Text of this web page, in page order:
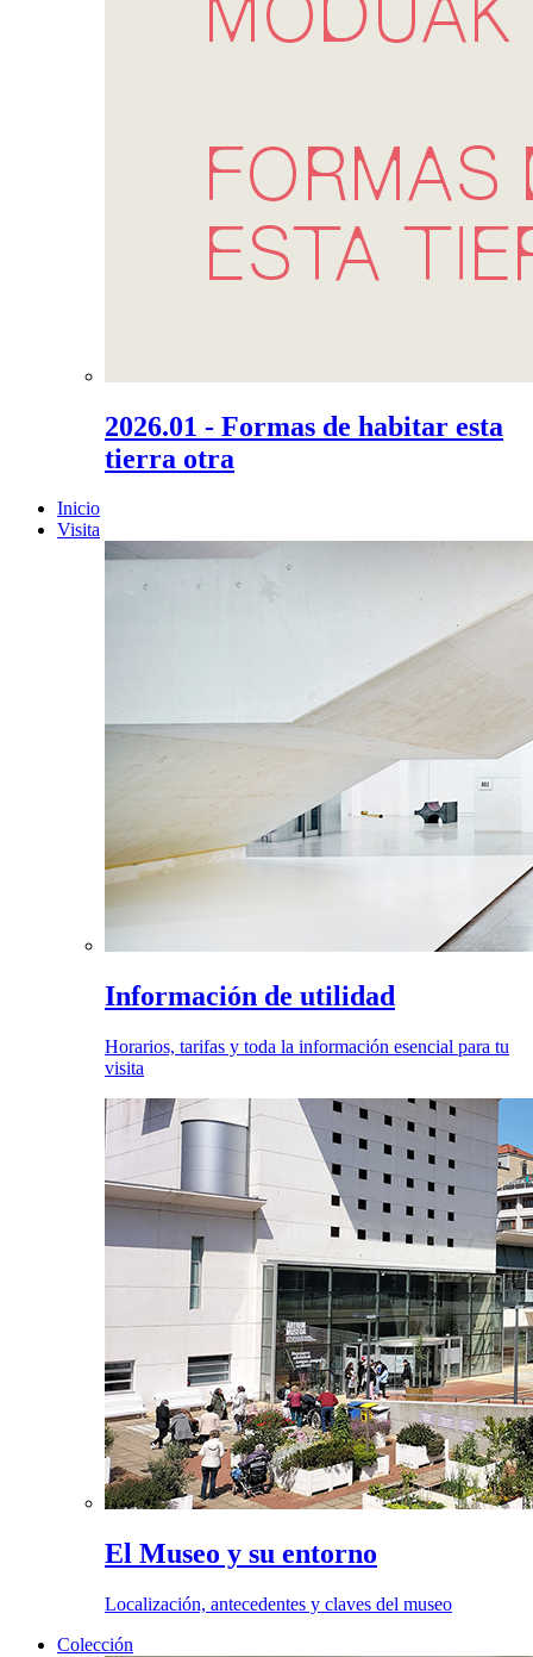
2026.01 - Formas de habitar esta
tierra otra
Inicio
Visita
Información de utilidad
Horarios, tarifas y toda la información esencial para tu
visita
El Museo y su entorno
Localización, antecedentes y claves del museo
Colección